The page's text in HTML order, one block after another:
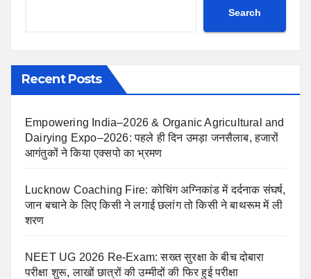
Search
Recent Posts
Empowering India–2026 & Organic Agricultural and
Dairying Expo–2026: पहले ही दिन उमड़ा जनसैलाब, हजारों
आगंतुकों ने किया एक्सपो का भ्रमण
Lucknow Coaching Fire: कोचिंग अग्निकांड में दर्दनाक संघर्ष,
जान बचाने के लिए किसी ने लगाई छलांग तो किसी ने बाथरूम में ली
शरण
NEET UG 2026 Re-Exam: सख्त सुरक्षा के बीच दोबारा
परीक्षा शुरू, लाखों छात्रों की उम्मीदों की फिर हुई परीक्षा